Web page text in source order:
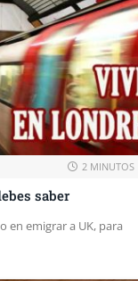
2 MINUTOS
saber
en emigrar a UK, para